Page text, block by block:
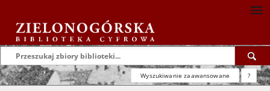
Wyszukiwanie zaawansowane ?